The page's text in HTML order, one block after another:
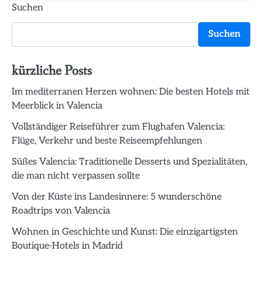
Suchen
Suchen
kürzliche Posts
Im mediterranen Herzen wohnen: Die besten Hotels mit
Meerblick in Valencia
Vollständiger Reiseführer zum Flughafen Valencia:
Flüge, Verkehr und beste Reiseempfehlungen
Süßes Valencia: Traditionelle Desserts und Spezialitäten,
die man nicht verpassen sollte
Von der Küste ins Landesinnere: 5 wunderschöne
Roadtrips von Valencia
Wohnen in Geschichte und Kunst: Die einzigartigsten
Boutique-Hotels in Madrid